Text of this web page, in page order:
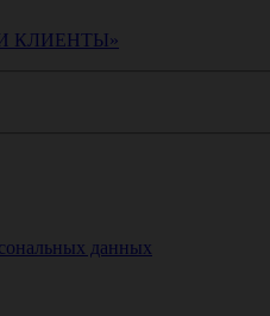
КЛИЕНТЫ»
данных